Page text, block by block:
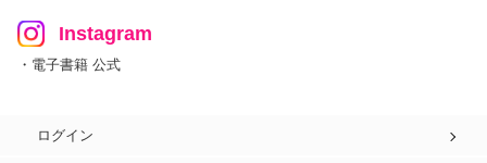
Instagram
・電子書籍 公式
ログイン